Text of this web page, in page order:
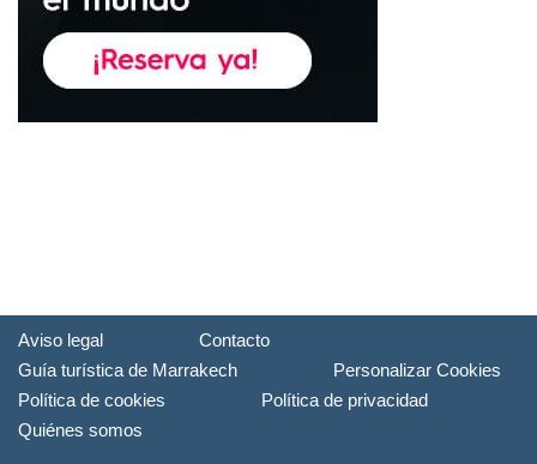
Aviso legal
Contacto
Guía turística de Marrakech
Personalizar Cookies
Política de cookies
Política de privacidad
Quiénes somos